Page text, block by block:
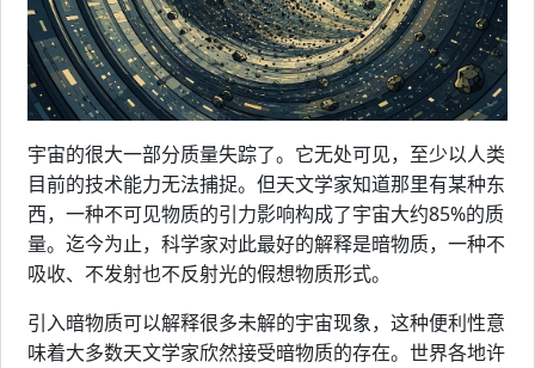
宇宙的很大一部分质量失踪了。它无处可见，至少以人类
目前的技术能力无法捕捉。但天文学家知道那里有某种东
西，一种不可见物质的引力影响构成了宇宙大约85%的质
量。迄今为止，科学家对此最好的解释是暗物质，一种不
吸收、不发射也不反射光的假想物质形式。
引入暗物质可以解释很多未解的宇宙现象，这种便利性意
味着大多数天文学家欣然接受暗物质的存在。世界各地许